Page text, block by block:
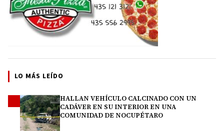
LO MÁS LEÍDO
HALLAN VEHÍCULO CALCINADO CON UN
CADÁVER EN SU INTERIOR EN UNA
COMUNIDAD DE NOCUPÉTARO